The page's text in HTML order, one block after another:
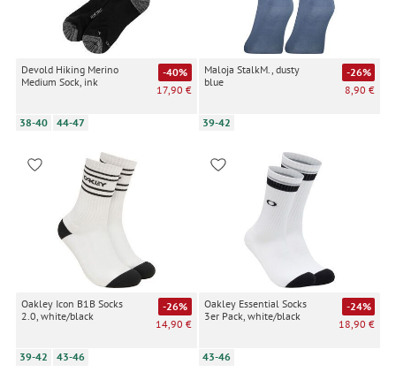
Devold Hiking Merino
Medium Sock, ink
-40%
17,90 €
38-40 44-47
Maloja StalkM., dusty
blue
-26%
8,90 €
39-42
Oakley Icon B1B Socks
2.0, white/black
-26%
14,90 €
39-42 43-46
Oakley Essential Socks
3er Pack, white/black
-24%
18,90 €
43-46